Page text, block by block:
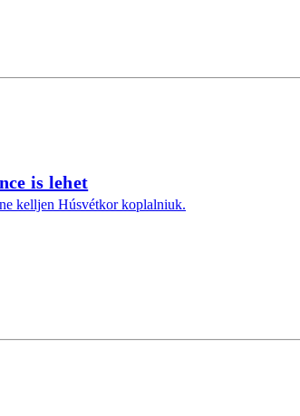
is lehet
kelljen Húsvétkor koplalniuk.